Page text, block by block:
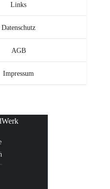
Links
Datenschutz
AGB
Impressum